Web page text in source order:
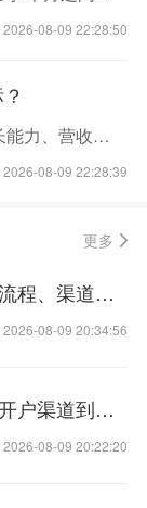
2026-08-09 22:28:50
成长股的核心动力，只有持续稳定的净利...
2026-08-09 22:28:39
更多
2026杭州股票开户全攻略：线上线下流程、渠道对比与本地避坑攻略
2026-08-09 20:34:56
2026新手股票开户全指南：从选股票开户渠道到避坑，一篇讲透所有注意事项
2026-08-09 20:22:20